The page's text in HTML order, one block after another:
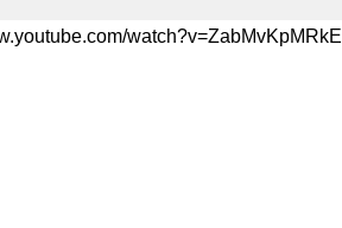
watch?v=ZabMvKpMRkE